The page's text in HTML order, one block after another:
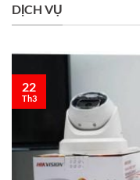
DỊCH VỤ
22
Th3